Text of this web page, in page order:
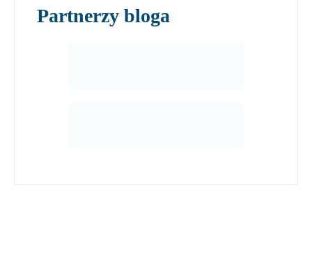
Partnerzy bloga